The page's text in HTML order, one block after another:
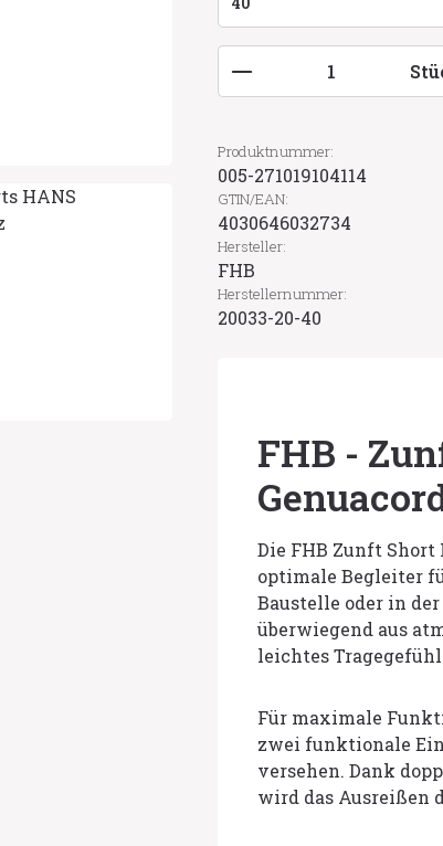
Produkt Anzahl:
Produktnummer:
005-271019104114
GTIN/EAN:
4030646032734
Hersteller:
FHB
Herstellernummer:
20033-20-40
FHB -
Die FHB Zunft Short
optimale Begleiter
Baustelle oder in
überwiegend aus
leichtes
Für maximale
zwei funktionale
versehen. Dank
wird das Ausreißen